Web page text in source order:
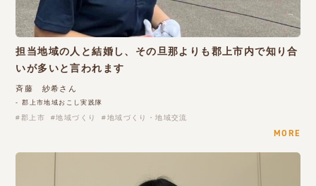
担当地域の人と結婚し、その旦那よりも郡上市内で知り合
いが多いと言われます
斉藤 紗希さん
- 郡上市地域おこし実践隊
郡上市 地域づくり 地域づくり・地域交流
MORE